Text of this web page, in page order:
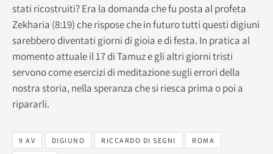
stati ricostruiti? Era la domanda che fu posta al profeta
Zekharia (8:19) che rispose che in futuro tutti questi digiuni
sarebbero diventati giorni di gioia e di festa. In pratica al
momento attuale il 17 di Tamuz e gli altri giorni tristi
servono come esercizi di meditazione sugli errori della
nostra storia, nella speranza che si riesca prima o poi a
ripararli.
9 AV DIGIUNO RICCARDO DI SEGNI ROMA